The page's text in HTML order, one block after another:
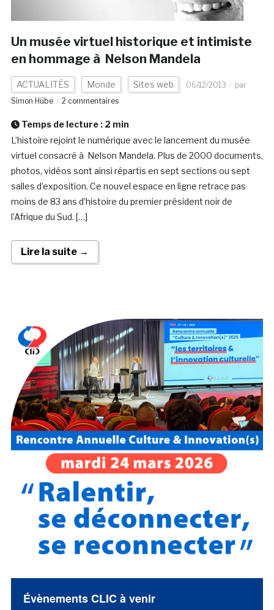
Un musée virtuel historique et intimiste
en hommage à Nelson Mandela
ACTUALITÉS Monde Sites web 06/12/2013
par
Simon Hübe
2 commentaires
Temps de lecture : 2 min
L’histoire rejoint le numérique avec le lancement du musée
virtuel consacré à Nelson Mandela. Plus de 2000 documents,
photos, vidéos sont ainsi répartis en sept sections ou sept
salles d’exposition. Ce nouvel espace en ligne retrace pas
moins de 83 ans d’histoire du premier président noir de
l’Afrique du Sud. […]
Lire la suite →
Évènements CLIC à venir